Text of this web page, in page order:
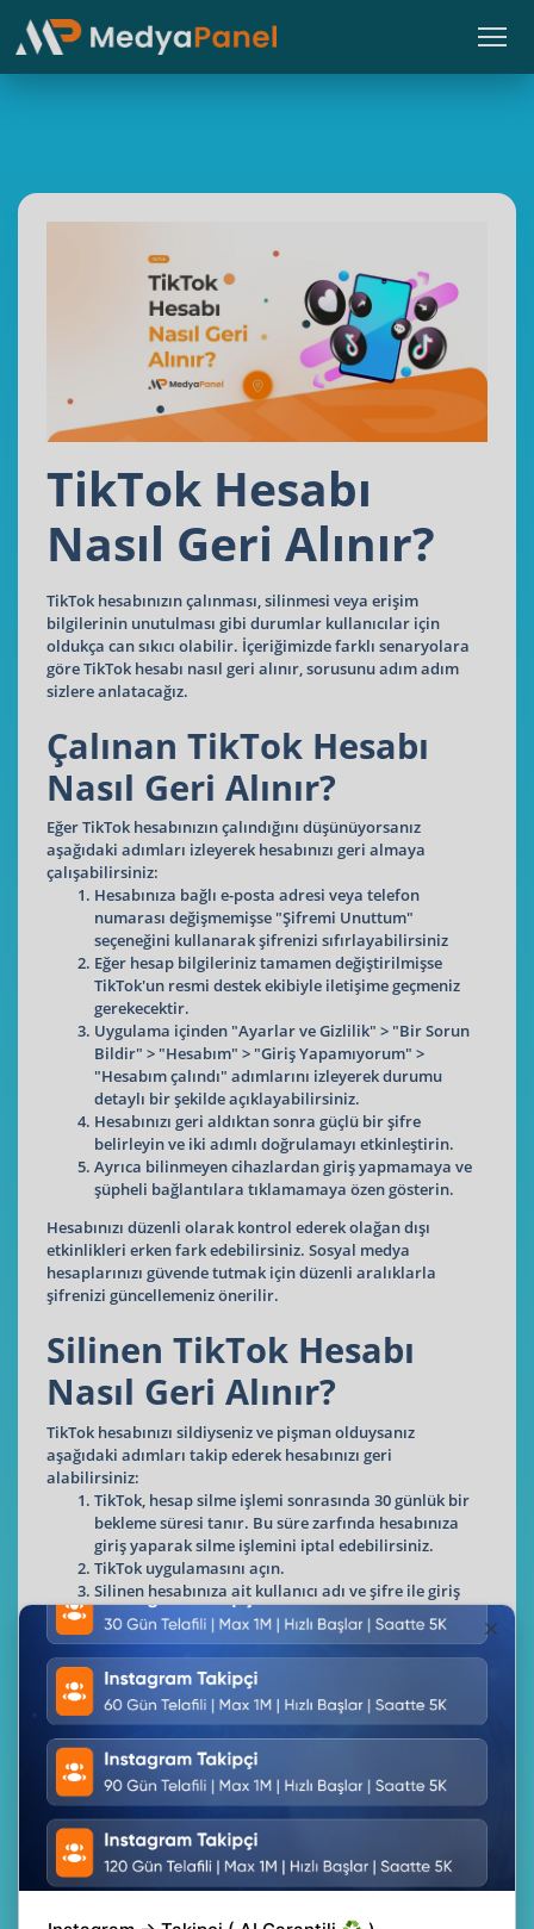
TikTok Hesabı
Nasıl Geri Alınır?
TikTok hesabınızın çalınması, silinmesi veya erişim
bilgilerinin unutulması gibi durumlar kullanıcılar için
oldukça can sıkıcı olabilir. İçeriğimizde farklı senaryolara
göre TikTok hesabı nasıl geri alınır, sorusunu adım adım
sizlere anlatacağız.
Çalınan TikTok Hesabı
Nasıl Geri Alınır?
Eğer TikTok hesabınızın çalındığını düşünüyorsanız
aşağıdaki adımları izleyerek hesabınızı geri almaya
çalışabilirsiniz:
Hesabınıza bağlı e-posta adresi veya telefon
numarası değişmemişse "Şifremi Unuttum"
seçeneğini kullanarak şifrenizi sıfırlayabilirsiniz
Eğer hesap bilgileriniz tamamen değiştirilmişse
TikTok'un resmi destek ekibiyle iletişime geçmeniz
gerekecektir.
Uygulama içinden "Ayarlar ve Gizlilik" > "Bir Sorun
Bildir" > "Hesabım" > "Giriş Yapamıyorum" >
"Hesabım çalındı" adımlarını izleyerek durumu
detaylı bir şekilde açıklayabilirsiniz.
Hesabınızı geri aldıktan sonra güçlü bir şifre
belirleyin ve iki adımlı doğrulamayı etkinleştirin.
Ayrıca bilinmeyen cihazlardan giriş yapmamaya ve
şüpheli bağlantılara tıklamamaya özen gösterin.
Hesabınızı düzenli olarak kontrol ederek olağan dışı
etkinlikleri erken fark edebilirsiniz. Sosyal medya
hesaplarınızı güvende tutmak için düzenli aralıklarla
şifrenizi güncellemeniz önerilir.
Silinen TikTok Hesabı
Nasıl Geri Alınır?
TikTok hesabınızı sildiyseniz ve pişman olduysanız
aşağıdaki adımları takip ederek hesabınızı geri
alabilirsiniz:
TikTok, hesap silme işlemi sonrasında 30 günlük bir
bekleme süresi tanır. Bu süre zarfında hesabınıza
giriş yaparak silme işlemini iptal edebilirsiniz.
TikTok uygulamasını açın.
Silinen hesabınıza ait kullanıcı adı ve şifre ile giriş
Eğer hesabınız silinme sürecindeyse "Yeniden
Etkinleştir" seçeneğiyle hesabınızı geri alabilirsiniz.
Eğer 30 günlük süre dolmuşsa hesabınız kalıcı olarak
silinir ve geri alınamaz.
Bu durumda yeni bir hesap oluşturmanız
gerekecektir.
Silinen TikTok hesabı geri almak için yukarıdaki adımları
uygulayabilirsiniz. Hesabınızı geri aldıktan sonra
verilerinizi yedeklemeniz ve hesabınızı güvende tutmak için
güçlü şifreler kullanmanız önerilir. Ayrıca hesabınızı
silmeden önce bu sürenin geri dönüşü olmayan bir işlem